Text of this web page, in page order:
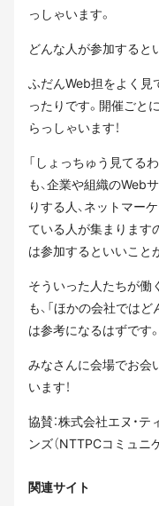
っしゃいます。
どんな人が参加すると
ふだんWeb担をよく見
ったりです。開催ごと
らっしゃいます！
「しょっちゅう見てる
も、企業や組織のWeb
りする人、ネットマー
ている人が集まります
は参加するといいこと
そういった人たちが働
も、「ほかの会社では
は参考になるはずです。
みなさんに会場でお会
います！
協賛：株式会社エヌ・テ
ンズ（NTTPCコミュニ
関連サイト